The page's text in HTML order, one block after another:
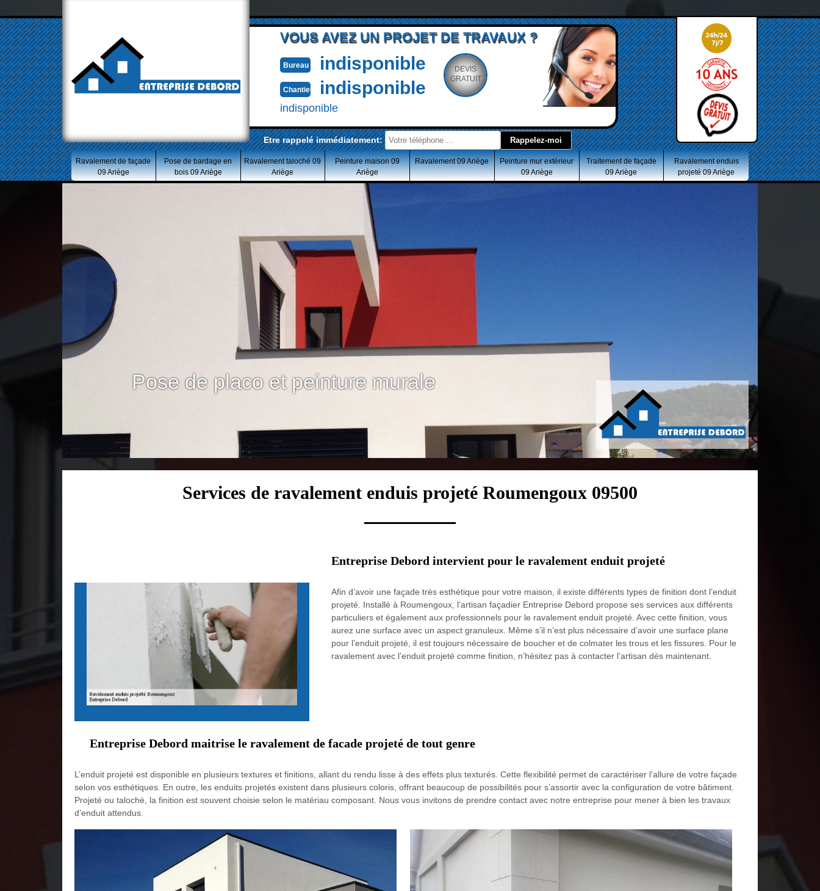
VOUS AVEZ UN PROJET DE TRAVAUX ?
Bureau indisponible
Chantier indisponible
indisponible
DEVIS
GRATUIT
Etre rappelé immédiatement:
Ravalement de façade
09 Ariège
Pose de bardage en
bois 09 Ariège
Ravalement taloché 09
Ariège
Peinture maison 09
Ariège
Ravalement 09 Ariège
Peinture mur extérieur
09 Ariège
Traitement de façade
09 Ariège
Ravalement enduis
projeté 09 Ariège
Pose de placo et peinture murale
Services de ravalement enduis projeté Roumengoux 09500
Entreprise Debord intervient pour le ravalement enduit projeté
Afin d’avoir une façade très esthétique pour votre maison, il existe différents types de finition dont l’enduit
projeté. Installé à Roumengoux, l’artisan façadier Entreprise Debord propose ses services aux différents
particuliers et également aux professionnels pour le ravalement enduit projeté. Avec cette finition, vous
aurez une surface avec un aspect granuleux. Même s’il n’est plus nécessaire d’avoir une surface plane
pour l’enduit projeté, il est toujours nécessaire de boucher et de colmater les trous et les fissures. Pour le
ravalement avec l’enduit projeté comme finition, n’hésitez pas à contacter l’artisan dès maintenant.
Entreprise Debord maitrise le ravalement de facade projeté de tout genre
L’enduit projeté est disponible en plusieurs textures et finitions, allant du rendu lisse à des effets plus texturés. Cette flexibilité permet de caractériser l’allure de votre façade
selon vos esthétiques. En outre, les enduits projetés existent dans plusieurs coloris, offrant beaucoup de possibilités pour s’assortir avec la configuration de votre bâtiment.
Projeté ou taloché, la finition est souvent choisie selon le matériau composant. Nous vous invitons de prendre contact avec notre entreprise pour mener à bien les travaux
d’enduit attendus.